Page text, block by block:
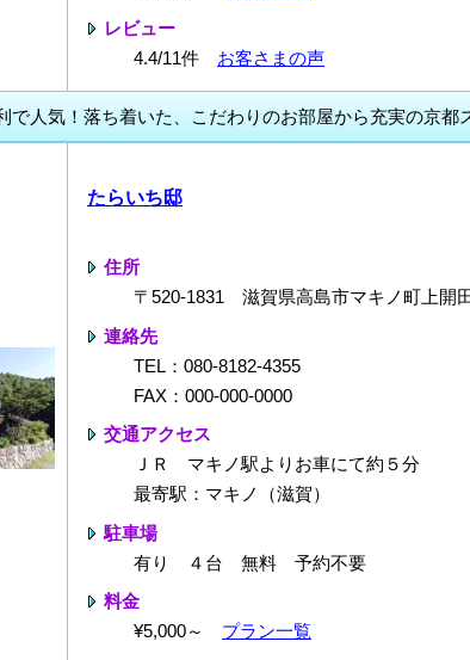
レビュー
4.4/11件 お客さまの声
で人気！落ち着いた、こだわりのお部屋から充実の京都
たらいち邸
住所
〒520-1831 滋賀県高島市マキノ町上開
連絡先
TEL：080-8182-4355
FAX：000-000-0000
交通アクセス
ＪＲ マキノ駅よりお車にて約５分
最寄駅：マキノ（滋賀）
駐車場
有り ４台 無料 予約不要
料金
¥5,000～ プラン一覧